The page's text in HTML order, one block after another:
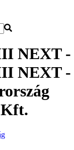
NEXT -
NEXT -